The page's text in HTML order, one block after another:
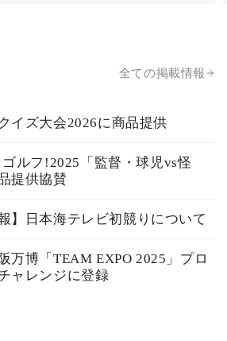
全ての掲載情報
イズ大会2026に商品提供
ルフ!2025「監督・球児vs怪
提供協賛
】日本海テレビ初競りについて
万博「TEAM EXPO 2025」プロ
ャレンジに登録